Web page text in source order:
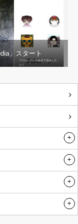
」スタート